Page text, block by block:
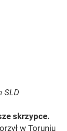
SLD
skrzypce.
w Toruniu